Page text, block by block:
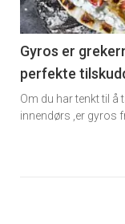
-
6
Gyros er
perfekte
Om du har tenkt til å
innendørs ,er gyros